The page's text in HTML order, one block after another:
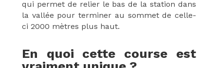
qui permet de relier le bas de la station dans
la vallée pour terminer au sommet de celle-
ci 2000 mètres plus haut.
En quoi cette course est